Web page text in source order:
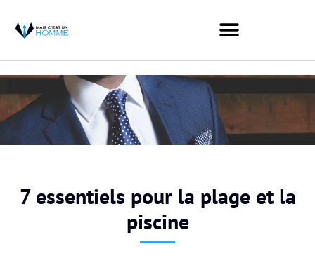
7 essentiels pour la plage et la
piscine